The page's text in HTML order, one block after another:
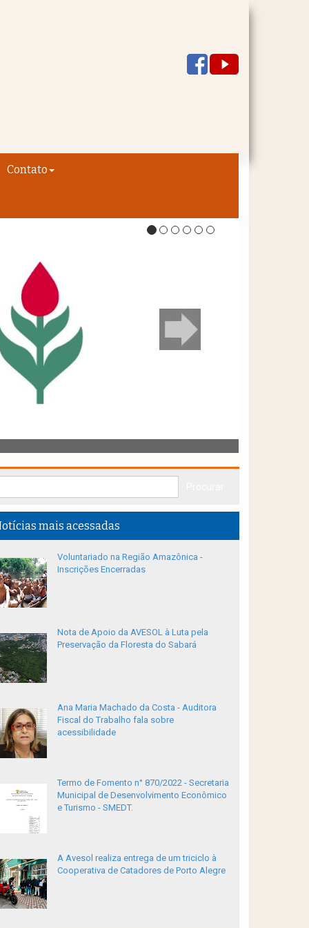
Contato
mais acessadas
Voluntariado na Região Amazônica -
Inscrições Encerradas
Nota de Apoio da AVESOL à Luta pela
Preservação da Floresta do Sabará
Ana Maria Machado da Costa - Auditora
Fiscal do Trabalho fala sobre
acessibilidade
Termo de Fomento n° 870/2022 - Secretaria
Municipal de Desenvolvimento Econômico
e Turismo - SMEDT.
A Avesol realiza entrega de um triciclo à
Cooperativa de Catadores de Porto Alegre